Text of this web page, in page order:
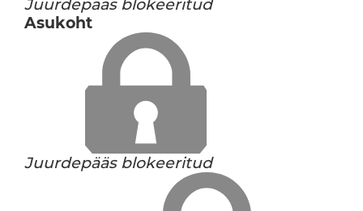
Juurdepääs blokeeritud
Asukoht
Juurdepääs blokeeritud